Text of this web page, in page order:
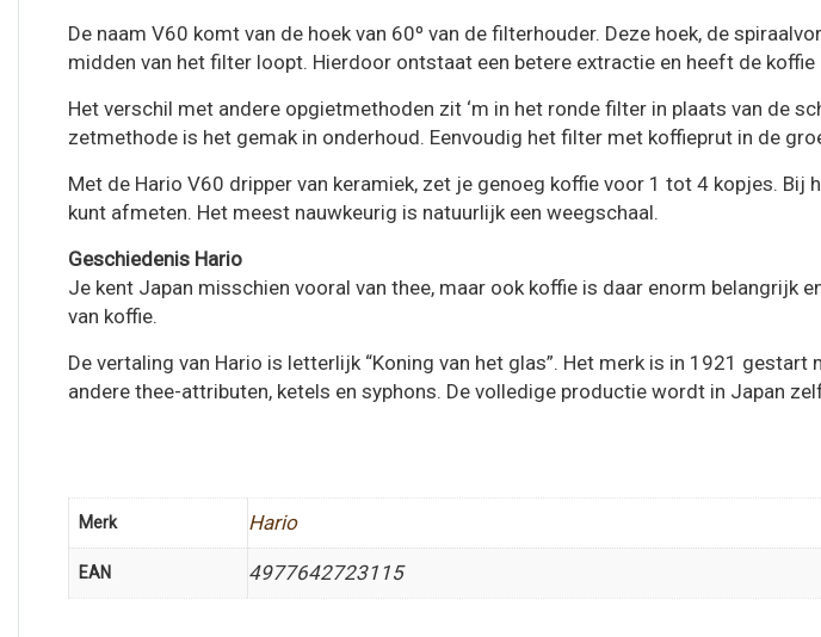
De naam V60 komt van de hoek van 60º van de filterhouder. Deze hoek, de
midden van het filter loopt. Hierdoor ontstaat een betere extractie en heeft de koffie
Het verschil met andere opgietmethoden zit ‘m in het ronde filter in plaats van de
zetmethode is het gemak in onderhoud. Eenvoudig het filter met koffieprut in de
Met de Hario V60 dripper van keramiek, zet je genoeg koffie voor 1 tot 4 kopjes.
kunt afmeten. Het meest nauwkeurig is natuurlijk een weegschaal.
Geschiedenis Hario
Je kent Japan misschien vooral van thee, maar ook koffie is daar enorm
van koffie.
De vertaling van Hario is letterlijk “Koning van het glas”. Het merk is in 1921
andere thee-attributen, ketels en syphons. De volledige productie wordt in Japan
Merk Hario
EAN 4977642723115